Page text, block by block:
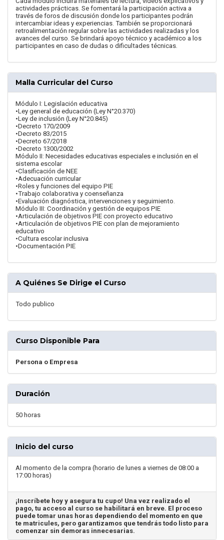
actividades prácticas. Se fomentará la participación activa a
través de foros de discusión donde los participantes podrán
intercambiar ideas y experiencias. También se proporcionará
retroalimentación regular sobre las actividades realizadas y los
avances del curso. Se brindará apoyo técnico y académico a los
participantes en caso de dudas o dificultades técnicas.
Malla Curricular del Curso
Módulo I: Legislación educativa
•Ley general de educación (Ley N°20.370)
•Ley de inclusión (Ley N°20.845)
•Decreto 170/2009
•Decreto 83/2015
•Decreto 67/2018
•Decreto 1300/2002
Módulo II: Necesidades educativas especiales e inclusión en el
sistema escolar
•Clasificación de NEE
•Adecuación curricular
•Roles y funciones del equipo PIE
•Trabajo colaborativa y coenseñanza
•Evaluación diagnóstica, intervenciones y seguimiento.
Módulo III: Coordinación y gestión de equipos PIE
•Articulación de objetivos PIE con proyecto educativo
•Articulación de objetivos PIE con plan de mejoramiento
educativo
•Cultura escolar inclusiva
•Documentación PIE
A Quiénes Se Dirige el Curso
Todo publico
Curso Disponible Para
Persona o Empresa
Duración
50 horas
Inicio del curso
Al momento de la compra (horario de lunes a viernes de 08:00 a
17:00 horas)
¡Inscríbete hoy y asegura tu cupo! Una vez realizado el
pago, tu acceso al curso se habilitará en breve. El proceso
puede tomar unas horas dependiendo del momento en que
te matricules, pero garantizamos que tendrás todo listo para
comenzar sin demoras innecesarias.